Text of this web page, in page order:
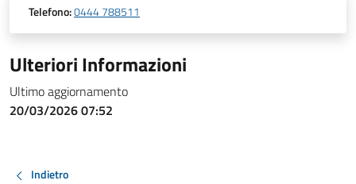
Telefono:0444 788511
Ulteriori Informazioni
Ultimo aggiornamento
20/03/2026 07:52
Indietro